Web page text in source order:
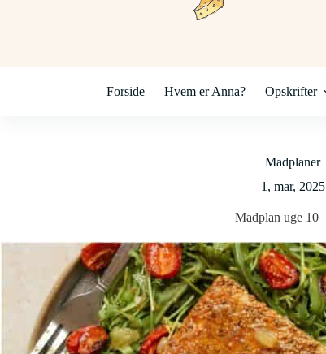
Forside Hvem er Anna? Opskrifter
Madplaner
1, mar, 2025
Madplan uge 10